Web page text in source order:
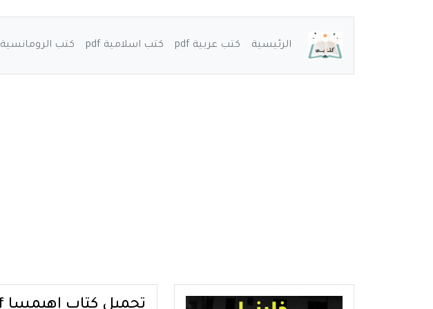
الرئيسية كتب عربية pdf كتب اسلامية pdf كتب الرومانسية pdf
تحميل كتاب اهيمسا pdf للكاتبة اية ابو العز